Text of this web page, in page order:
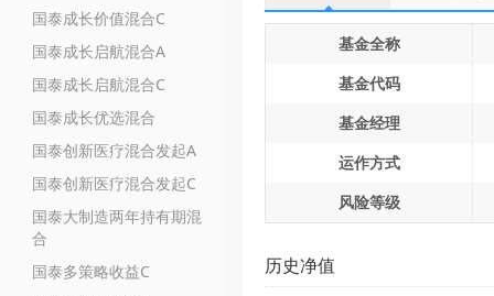
国泰成长价值混合C
国泰成长启航混合A
国泰成长启航混合C
国泰成长优选混合
国泰创新医疗混合发起A
国泰创新医疗混合发起C
国泰大制造两年持有期混
合
国泰多策略收益C
基金全称
基金代码
基金经理
运作方式
风险等级
历史净值